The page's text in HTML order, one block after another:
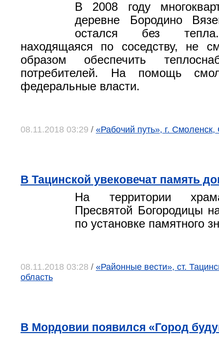
В 2008 году
деревне Бородино
остался без
находящаяся по соседству, не
образом обеспечить
потребителей. На помощь
федеральные власти.
08.11.2018 03:29 / «Рабочий путь», г.
В Тацинской увековечат память
На территории
Пресвятой Богородицы
по установке памятного
08.11.2018 03:28 / «Районные вести», ст.
область
В Мордовии появился «Город